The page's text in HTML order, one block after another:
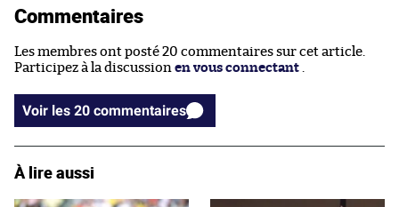
Commentaires
Les membres ont posté 20 commentaires sur cet article.
Participez à la discussion en vous connectant
Voir les 20 commentaires
À lire aussi